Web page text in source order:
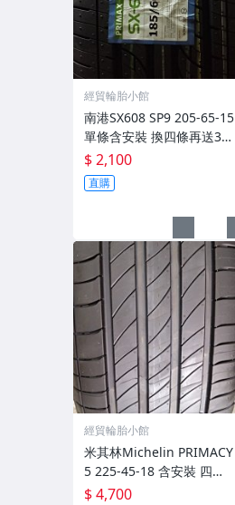
經貿輪胎小館
南港SX608 SP9 205-65-15
單條含安裝 換四條再送3D
四輪定位
$ 2,100
直購
經貿輪胎小館
米其林Michelin PRIMACY
5 225-45-18 含安裝 四條
再送百世霸3D電腦定位
$ 4,700